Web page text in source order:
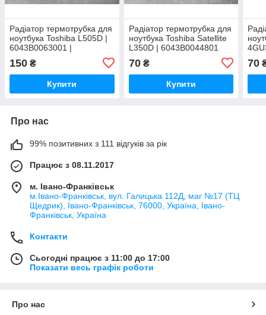
Радіатор термотрубка для
ноутбука Toshiba L505D |
6043B0063001 |
150 ₴
Купити
Радіатор термотрубка для
ноутбука Toshiba Satellite
L350D | 6043B0044801
70₴
Купити
70
Про нас
99% позитивних з 111 відгуків за рік
Працює з 08.11.2017
м. Івано-Франківськ
м.Івано-Франківськ, вул. Галицька 112Д, маг №17 (ТЦ
Щедрик), Івано-Франківськ, 76000, Україна, Івано-
Франківськ, Україна
Контакти
Сьогодні працює з 11:00 до 17:00
Показати весь графік роботи
Про нас